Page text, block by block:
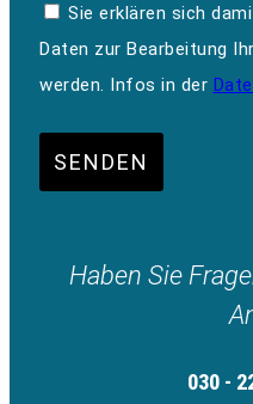
Sie erklären sich
Daten zur Bearbeitung
werden. Infos in der
SENDEN
Haben Sie
030 -